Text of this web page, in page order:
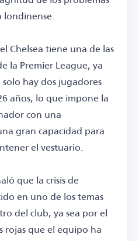
Chelsea tiene una de las
la Premier League, ya
hay dos jugadores
años, lo que impone la
con una
gran capacidad para
el vestuario.
que la crisis de
en uno de los temas
del club, ya sea por el
que el equipo ha